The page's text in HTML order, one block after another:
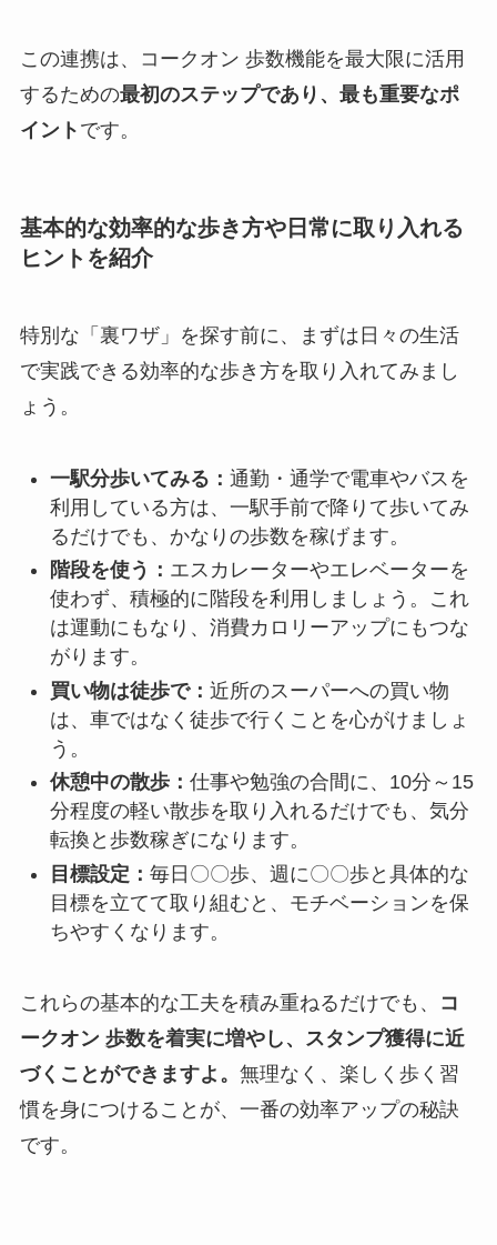
この連携は、コークオン 歩数機能を最大限に活用
するための最初のステップであり、最も重要なポ
イント です。
基本的な効率的な歩き方や日常に取り入れる
ヒントを紹介
特別な「裏ワザ」を探す前に、まずは日々の生活
で実践できる効率的な歩き方を取り入れてみまし
ょう。
一駅分歩いてみる： 通勤・通学で電車やバスを
利用している方は、一駅手前で降りて歩いてみ
るだけでも、かなりの歩数を稼げます。
階段を使う： エスカレーターやエレベーターを
使わず、積極的に階段を利用しましょう。これ
は運動にもなり、消費カロリーアップにもつな
がります。
買い物は徒歩で： 近所のスーパーへの買い物
は、車ではなく徒歩で行くことを心がけましょ
う。
休憩中の散歩： 仕事や勉強の合間に、10分～15
分程度の軽い散歩を取り入れるだけでも、気分
転換と歩数稼ぎになります。
目標設定： 毎日〇〇歩、週に〇〇歩と具体的な
目標を立てて取り組むと、モチベーションを保
ちやすくなります。
これらの基本的な工夫を積み重ねるだけでも、
コ
ークオン 歩数を着実に増やし、スタンプ獲得に近
づくことができますよ。 無理なく、楽しく歩く習
慣を身につけることが、一番の効率アップの秘訣
です。